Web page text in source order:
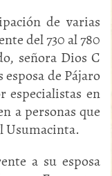
de varias
del 730 al 780
señora Dios C
de Pájaro
especialistas en
a personas que
Usumacinta.
a su esposa